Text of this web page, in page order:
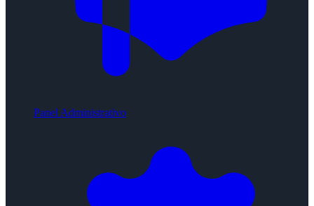
Panel Administrativo